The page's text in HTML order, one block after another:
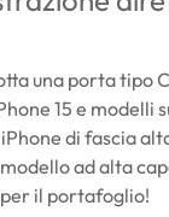
una porta tipo
15 e modelli
di fascia
ad alta
il portafoglio!